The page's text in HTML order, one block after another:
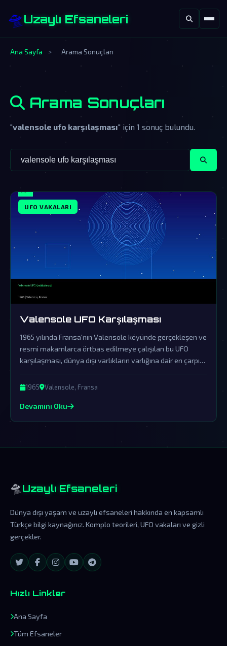
🛸Uzaylı Efsaneleri
Ana Sayfa > Arama Sonuçları
Arama Sonuçları
"valensole ufo karşılaşması" için 1 sonuç bulundu.
UFO VAKALARI
Valensole UFO Karşılaşması
1965 yılında Fransa'nın Valensole köyünde gerçekleşen ve
resmi makamlarca örtbas edilmeye çalışılan bu UFO
karşılaşması, dünya dışı varlıkların varlığına dair en çarpıcı
kanıtlardan birini sunuyor.
1965 Valensole, Fransa
Devamını Oku
🛸Uzaylı Efsaneleri
Dünya dışı yaşam ve uzaylı efsaneleri hakkında en kapsamlı
Türkçe bilgi kaynağınız. Komplo teorileri, UFO vakaları ve gizli
gerçekler.
Hızlı Linkler
Ana Sayfa
Tüm Efsaneler